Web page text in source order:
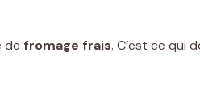
de fromage frais. C’est ce qui